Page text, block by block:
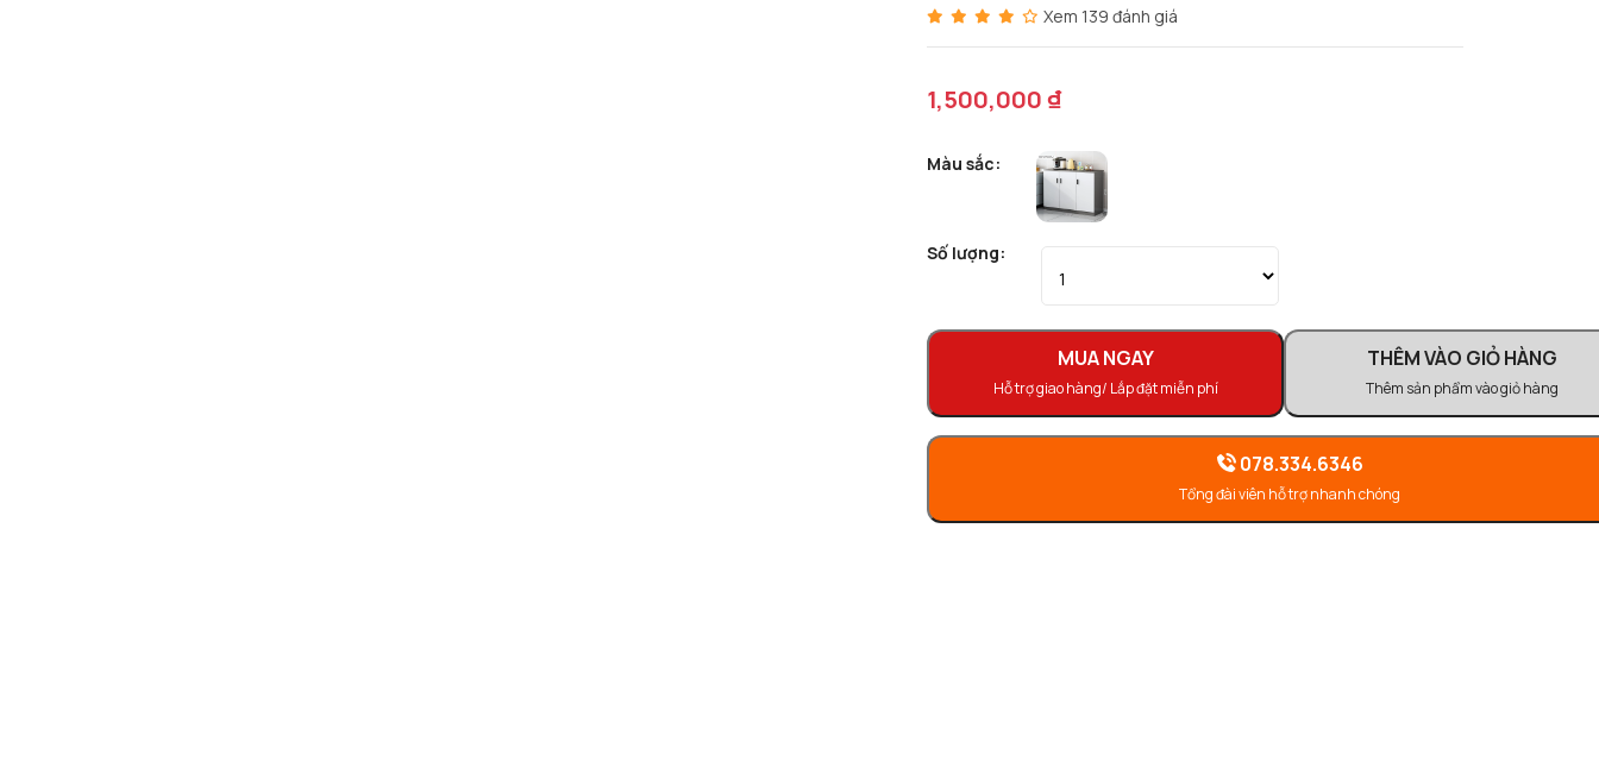
Xem 139 đánh giá
1,500,000 ₫
Màu sắc:
Số lượng:
MUA NGAY
Hỗ trợ giao hàng/ Lắp đặt miễn phí
THÊM VÀO GIỎ HÀNG
Thêm sản phẩm vào giỏ hàng
078.334.6346
Tổng đài viên hỗ trợ nhanh chóng